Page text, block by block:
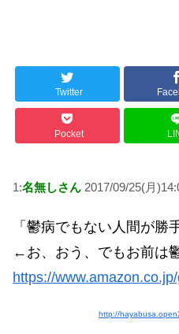
Twitter
Pocket
1:名無しさん 2017/09/25(月
「鬱病でもない人間が勝
←お、おう、でもお前は
https://
http://